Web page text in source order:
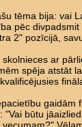
tēma bija: vai
pēc
2" pozīcijā,
skolnieces ar
spēja atstāt
gaidām
"Vai būtu